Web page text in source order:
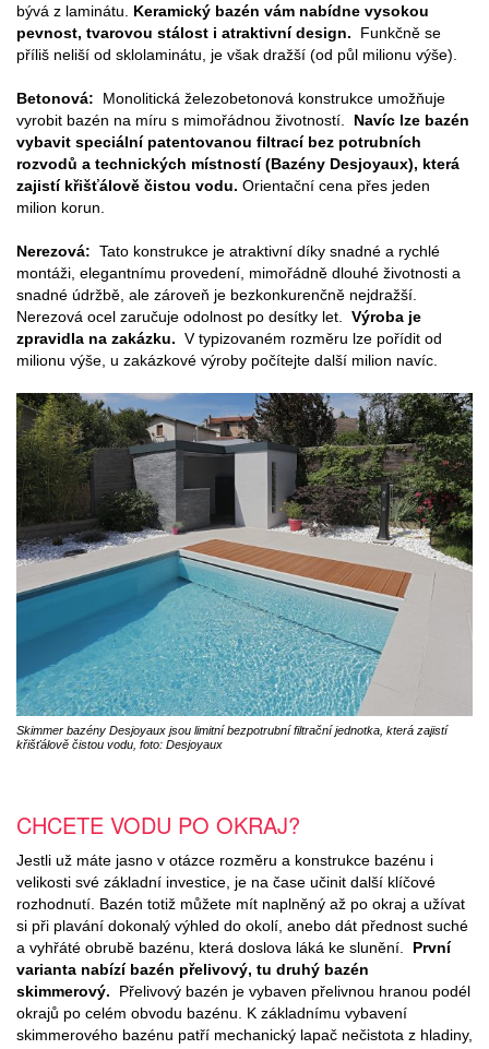
bývá z laminátu. Keramický bazén vám nabídne vysokou
pevnost, tvarovou stálost i atraktivní design. Funkčně se
příliš neliší od sklolaminátu, je však dražší (od půl milionu výše).
Betonová: Monolitická železobetonová konstrukce umožňuje
vyrobit bazén na míru s mimořádnou životností. Navíc lze bazén
vybavit speciální patentovanou filtrací bez potrubních
rozvodů a technických místností (Bazény Desjoyaux), která
zajistí křišťálově čistou vodu. Orientační cena přes jeden
milion korun.
Nerezová: Tato konstrukce je atraktivní díky snadné a rychlé
montáži, elegantnímu provedení, mimořádně dlouhé životnosti a
snadné údržbě, ale zároveň je bezkonkurenčně nejdražší.
Nerezová ocel zaručuje odolnost po desítky let. Výroba je
zpravidla na zakázku. V typizovaném rozměru lze pořídit od
milionu výše, u zakázkové výroby počítejte další milion navíc.
Skimmer bazény Desjoyaux jsou limitní bezpotrubní filtrační jednotka, která zajistí
křišťálově čistou vodu, foto: Desjoyaux
CHCETE VODU PO OKRAJ?
Jestli už máte jasno v otázce rozměru a konstrukce bazénu i
velikosti své základní investice, je na čase učinit další klíčové
rozhodnutí. Bazén totiž můžete mít naplněný až po okraj a užívat
si při plavání dokonalý výhled do okolí, anebo dát přednost suché
a vyhřáté obrubě bazénu, která doslova láká ke slunění. První
varianta nabízí bazén přelivový, tu druhý bazén
skimmerový. Přelivový bazén je vybaven přelivnou hranou podél
okrajů po celém obvodu bazénu. K základnímu vybavení
skimmerového bazénu patří mechanický lapač nečistota z hladiny,